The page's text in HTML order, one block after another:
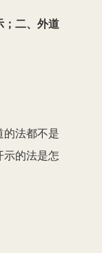
；二、外道
法都不是
的法是怎